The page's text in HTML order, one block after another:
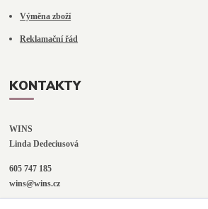
Výměna zboží
Reklamační řád
KONTAKTY
WINS
Linda Dedeciusová
605 747 185
wins@wins.cz